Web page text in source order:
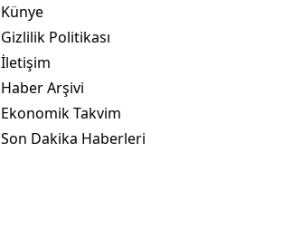
Künye
Gizlilik Politikası
İletişim
Haber Arşivi
Ekonomik Takvim
Son Dakika Haberleri